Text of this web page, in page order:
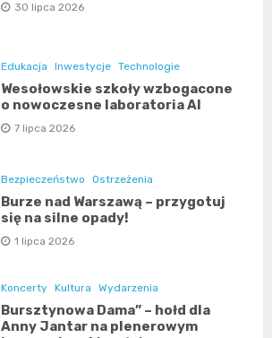
30 lipca 2026
Edukacja Inwestycje Technologie
Wesołowskie szkoły wzbogacone
o nowoczesne laboratoria AI
7 lipca 2026
Bezpieczeństwo Ostrzeżenia
Burze nad Warszawą – przygotuj
się na silne opady!
1 lipca 2026
Koncerty Kultura Wydarzenia
Bursztynowa Dama” – hołd dla
Anny Jantar na plenerowym